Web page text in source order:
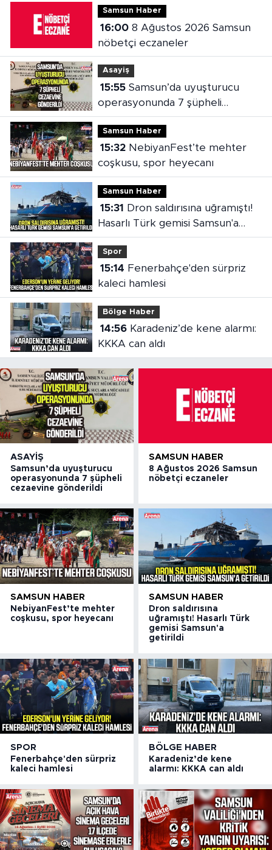
Samsun Haber
16:008 Ağustos 2026 Samsun
nöbetçi eczaneler
Asayiş
15:55Samsun’da uyuşturucu
operasyonunda 7 şüpheli
cezaevine gönderildi
Samsun Haber
15:32NebiyanFest’te mehter
coşkusu, spor heyecanı
Samsun Haber
15:31
Hasarlı Türk gemisi Samsun'a
getirildi
Spor
15:14
kaleci hamlesi
Bölge Haber
14:56Karadeniz’de kene alarmı:
KKKA can aldı
ASAYIŞ
Samsun’da uyuşturucu
operasyonunda 7 şüpheli
cezaevine gönderildi
SAMSUN HABER
8 Ağustos 2026 Samsun
nöbetçi eczaneler
SAMSUN HABER
NebiyanFest’te mehter
coşkusu, spor heyecanı
SAMSUN HABER
Dron saldırısına
uğramıştı! Hasarlı Türk
gemisi Samsun'a
getirildi
SPOR
Fenerbahçe'den sürpriz
kaleci hamlesi
BÖLGE HABER
Karadeniz’de kene
alarmı: KKKA can aldı